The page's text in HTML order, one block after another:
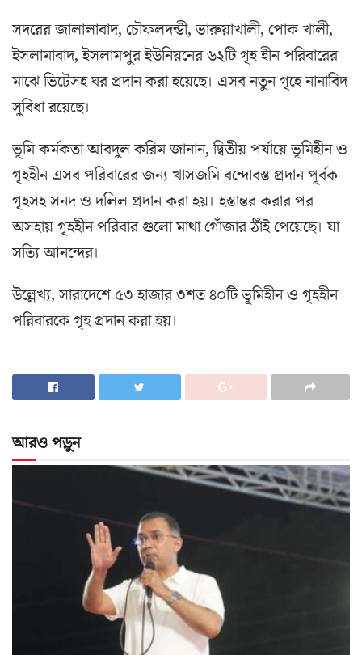
সদরের জালালাবাদ, চৌফলদন্ডী, ভারুয়াখালী, পোক খালী,
ইসলামাবাদ, ইসলামপুর ইউনিয়নের ৬২টি গৃহ হীন পরিবারের
মাঝে ভিটেসহ ঘর প্রদান করা হয়েছে। এসব নতুন গৃহে নানাবিদ
সুবিধা রয়েছে।
ভূমি কর্মকতা আবদুল করিম জানান, দ্বিতীয় পর্যায়ে ভূমিহীন ও
গৃহহীন এসব পরিবারের জন্য খাসজমি বন্দোবস্ত প্রদান পূর্বক
গৃহসহ সনদ ও দলিল প্রদান করা হয়। হস্তান্তর করার পর
অসহায় গৃহহীন পরিবার গুলো মাথা গোঁজার ঠাঁই পেয়েছে। যা
সত্যি আনন্দের।
উল্লেখ্য, সারাদেশে ৫৩ হাজার ৩শত ৪০টি ভূমিহীন ও গৃহহীন
পরিবারকে গৃহ প্রদান করা হয়।
আরও পড়ুন